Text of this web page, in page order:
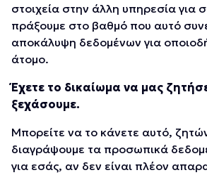
στοιχεία στην άλλη υπηρεσία για
πράξουμε στο βαθμό που αυτό
αποκάλυψη δεδομένων για
άτομο.
Έχετε το δικαίωμα να μας
ξεχάσουμε.
Μπορείτε να το κάνετε αυτό,
διαγράψουμε τα προσωπικά
για εσάς, αν δεν είναι πλέον